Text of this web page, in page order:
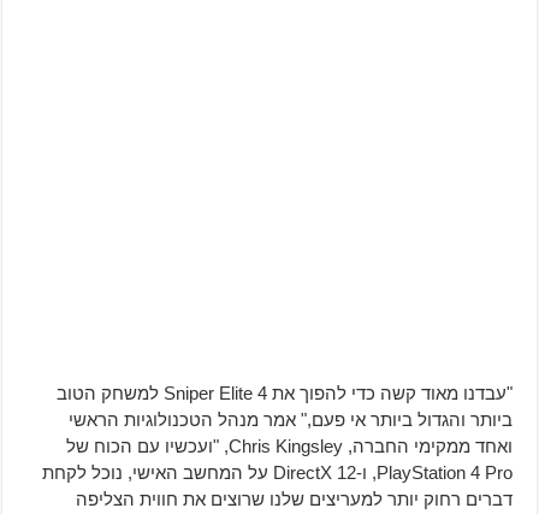
"עבדנו מאוד קשה כדי להפוך את Sniper Elite 4 למשחק הטוב
ביותר והגדול ביותר אי פעם," אמר מנהל הטכנולוגיות הראשי
ואחד ממקימי החברה, Chris Kingsley, "ועכשיו עם הכוח של
PlayStation 4 Pro, ו-DirectX 12 על המחשב האישי, נוכל לקחת
דברים רחוק יותר למעריצים שלנו שרוצים את חווית הצליפה